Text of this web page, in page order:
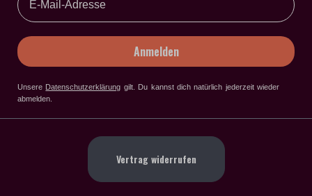
Anmelden
Unsere Datenschutzerklärung gilt. Du kannst dich natürlich jederzeit wieder
abmelden.
Vertrag widerrufen